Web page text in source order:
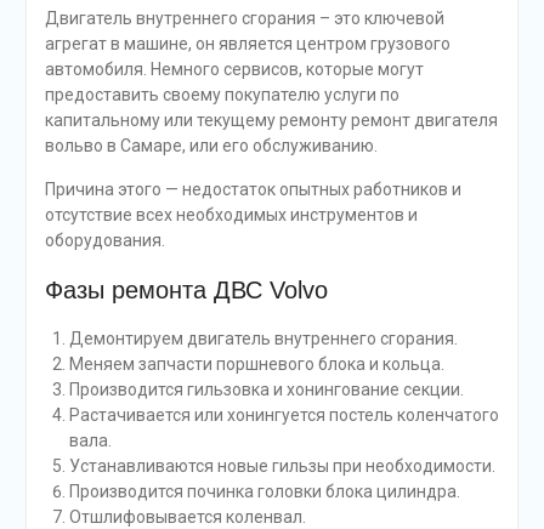
Двигатель внутреннего сгорания – это ключевой
агрегат в машине, он является центром грузового
автомобиля. Немного сервисов, которые могут
предоставить своему покупателю услуги по
капитальному или текущему ремонту ремонт двигателя
вольво в Самаре, или его обслуживанию.
Причина этого — недостаток опытных работников и
отсутствие всех необходимых инструментов и
оборудования.
Фазы ремонта ДВС Volvo
Демонтируем двигатель внутреннего сгорания.
Меняем запчасти поршневого блока и кольца.
Производится гильзовка и хонингование секции.
Растачивается или хонингуется постель коленчатого
вала.
Устанавливаются новые гильзы при необходимости.
Производится починка головки блока цилиндра.
Отшлифовывается коленвал.